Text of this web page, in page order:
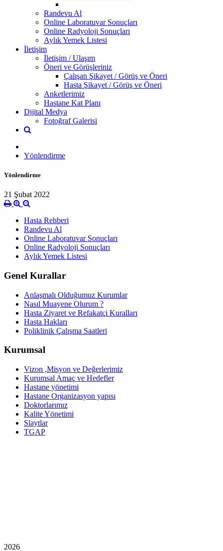
Randevu Al
Online Laboratuvar Sonuçları
Online Radyoloji Sonuçları
Aylık Yemek Listesi
İletişim
İletişim / Ulaşım
Öneri ve Görüşleriniz
Çalışan Şikayet / Görüş ve Öneri
Hasta Şikayet / Görüş ve Öneri
Anketlerimiz
Hastane Kat Planı
Dijital Medya
Fotoğraf Galerisi
Yönlendirme
Yönlendirme
21 Şubat 2022
Hasta Rehberi
Randevu Al
Online Laboratuvar Sonuçları
Online Radyoloji Sonuçları
Aylık Yemek Listesi
Genel Kurallar
Anlaşmalı Olduğumuz Kurumlar
Nasıl Muayene Olurum ?
Hasta Ziyaret ve Refakatçi Kuralları
Hasta Hakları
Poliklinik Çalışma Saatleri
Kurumsal
Vizon ,Misyon ve Değerlerimiz
Kurumsal Amaç ve Hedefler
Hastane yönetimi
Hastane Organizasyon yapısı
Doktorlarımız
Kalite Yönetimi
Slaytlar
TGAP
2026